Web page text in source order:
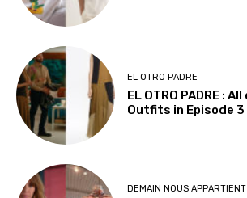
EL OTRO PADRE
EL OTRO PADRE :
Outfits in Episode 3
DEMAIN NOUS APPARTIENT